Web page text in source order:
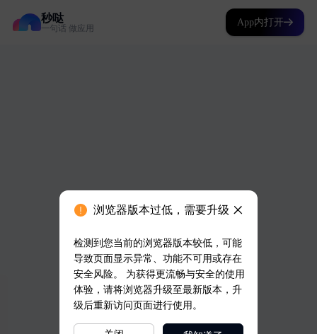
秒哒
一句话 做应用
App内打开
浏览器版本过低，需要升级
检测到您当前的浏览器版本较低，可能
导致页面显示异常、功能不可用或存在
安全风险。 为获得更流畅与安全的使用
体验，请将浏览器升级至最新版本，升
级后重新访问页面进行使用。